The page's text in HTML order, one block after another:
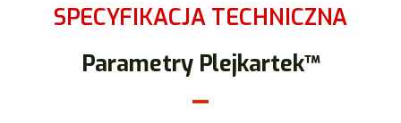
SPECYFIKACJA TECHNICZNA
Parametry Plejkartek™